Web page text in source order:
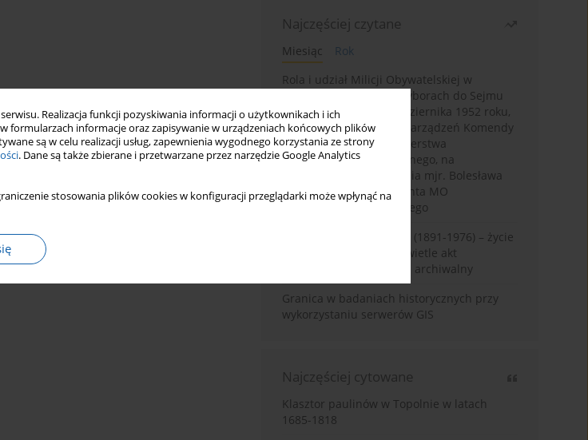
Realizacja funkcji pozyskiwania informacji o użytkownikach i ich
informacje oraz zapisywanie w urządzeniach końcowych plików
są w celu realizacji usług, zapewnienia wygodnego korzystania ze strony
. Dane są także zbierane i przetwarzane przez narzędzie Google Analytics
stosowania plików cookies w konfiguracji przeglądarki może wpłynąć na
Najczęściej czytane
Miesiąc
Rok
Rola i udział Milicji Obywatelskiej w
kampanii wyborczej i wyborach do Sejmu
PRL I kadencji z 26 października 1952 roku,
w świetle wytycznych i zarządzeń Komendy
Głównej MO oraz Ministerstwa
Bezpieczeństwa Publicznego, na
przykładzie sprawozdania mjr. Bolesława
Wyszyńskiego komendanta MO
województwa olsztyńskiego
Zygmunt Tadeusz Robel (1891-1976) – życie
i kariera zawodowa w świetle akt
osobowych. Rekonesans archiwalny
Granica w badaniach historycznych przy
wykorzystaniu serwerów GIS
Najczęściej cytowane
Klasztor paulinów w Topolnie w latach
1685-1818